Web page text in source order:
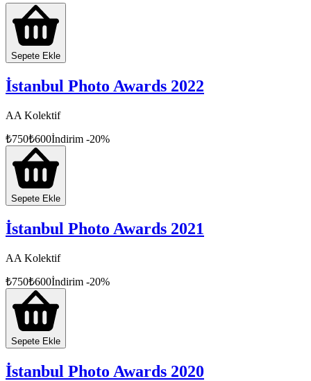
Sepete Ekle
İstanbul Photo Awards 2022
AA Kolektif
₺750₺600İndirim -20%
Sepete Ekle
İstanbul Photo Awards 2021
AA Kolektif
₺750₺600İndirim -20%
Sepete Ekle
İstanbul Photo Awards 2020